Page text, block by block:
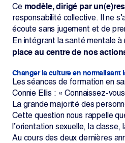
Ce modèle, dirigé par
responsabilité collective. Il ne
écoute sans jugement et de
En intégrant la santé mentale à
place au centre de nos
Changer la culture en normalisant
Les séances de formation en
Connie Ellis : « Connaissez-
La grande majorité des
Cette question nous rappelle
l’orientation sexuelle, la classe,
Au cours des deux dernières